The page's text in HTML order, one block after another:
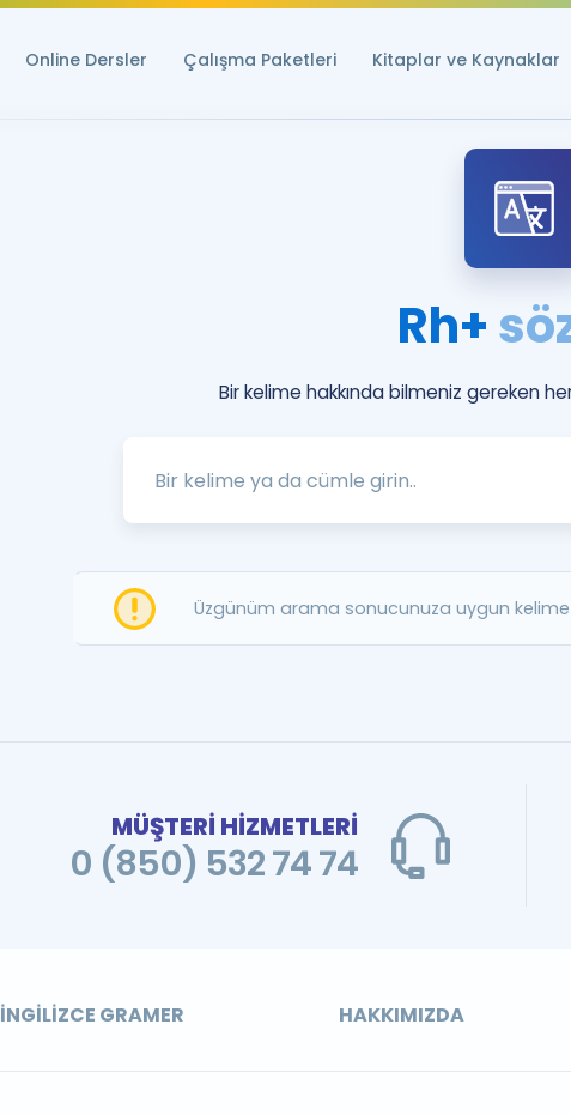
Online Dersler Çalışma Paketleri Kitaplar ve Kaynaklar
Rh+
Bir kelime hakkında bilmeniz gereken
Üzgünüm arama sonucunuza uygun
MÜŞTERİ HİZMETLERİ
0 (850) 532 74 74
İNGILIZCE GRAMER HAKKIMIZDA